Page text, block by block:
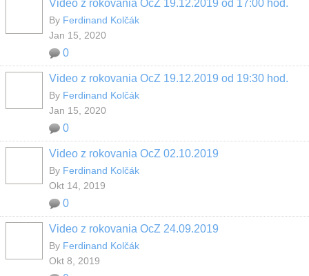
Video z rokovania OcZ 19.12.2019 od 17:00 hod.
By Ferdinand Kolčák
Jan 15, 2020
0
Video z rokovania OcZ 19.12.2019 od 19:30 hod.
By Ferdinand Kolčák
Jan 15, 2020
0
Video z rokovania OcZ 02.10.2019
By Ferdinand Kolčák
Okt 14, 2019
0
Video z rokovania OcZ 24.09.2019
By Ferdinand Kolčák
Okt 8, 2019